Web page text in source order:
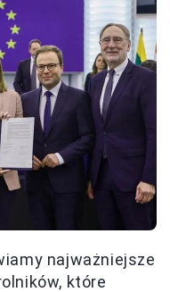
najważniejsze
które